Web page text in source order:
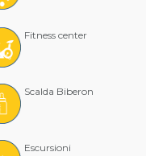
Fitness center
Scalda Biberon
Escursioni